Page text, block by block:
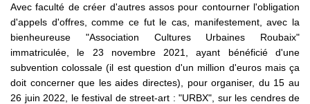
Avec faculté de créer d'autres assos pour contourner l'obligation
d'appels d'offres, comme ce fut le cas, manifestement, avec la
bienheureuse "Association Cultures Urbaines Roubaix"
immatriculée, le 23 novembre 2021, ayant bénéficié d'une
subvention colossale (il est question d'un million d'euros mais ça
doit concerner que les aides directes), pour organiser, du 15 au
26 juin 2022, le festival de street-art : "URBX", sur les cendres de